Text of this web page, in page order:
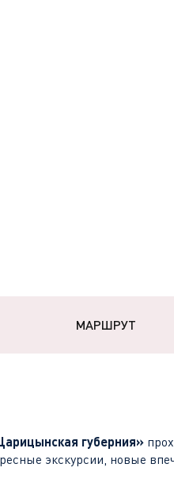
МАРШРУТ
губерния»
экскурсии, новые